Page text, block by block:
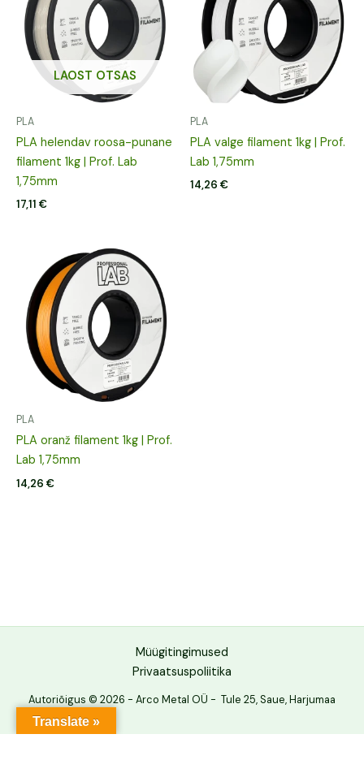
LAOST OTSAS
PLA
PLA helendav roosa-punane
filament 1kg | Prof. Lab
1,75mm
17,11 €
PLA
PLA valge filament 1kg | Prof.
Lab 1,75mm
14,26 €
PLA
PLA oranž filament 1kg | Prof.
Lab 1,75mm
14,26 €
Müügitingimused
Privaatsuspoliitika
Autoriõigus © 2026 - Arco Metal OÜ - Tule 25, Saue, Harjumaa
Translate »